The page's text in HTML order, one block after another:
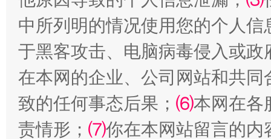
中所列明的情况使用您的个人
于黑客攻击、电脑病毒侵入或
在本网的企业、公司网站和共
致的任何事态后果； ⑹本网在各
责情形； ⑺你在本网站留言的内